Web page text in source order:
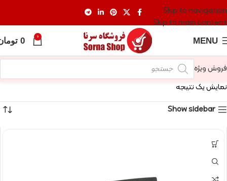
Skip to navigation
Skip to main content
MENU
0
0
فروش ویژه
نمایش یک نتیجه
Show sidebar